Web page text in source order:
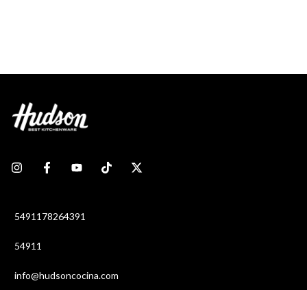
5491178264391
54911
info@hudsoncocina.com